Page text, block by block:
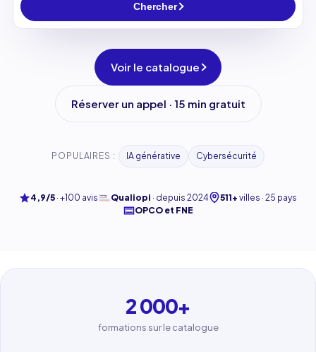
Chercher
Voir le catalogue
Réserver un appel · 15 min gratuit
POPULAIRES : IA générative Cybersécurité
4,9/5 · +100 avis Qualiopi · depuis 2024 511+ villes · 25 pays
OPCO et FNE
2 000+
formations sur le catalogue